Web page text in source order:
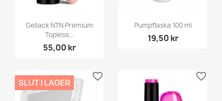
Gellack NTN Premium
Topless...
55,00 kr
Pumpflaska 100 ml
19,50 kr
SLUT I LAGER
favorite_border favorite_border